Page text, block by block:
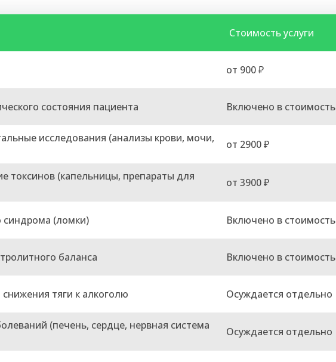
Стоимость услуги
от 900 ₽
состояния пациента Включено в стоимость
исследования (анализы крови, мочи,
от 2900 ₽
токсинов (капельницы, препараты для
от 3900 ₽
синдрома (ломки) Включено в стоимость
баланса Включено в стоимость
тяги к алкоголю Осуждается отдельно
(печень, сердце, нервная система
Осуждается отдельно